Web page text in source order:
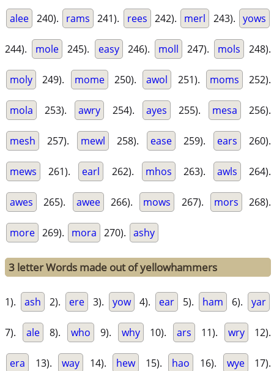
alee 240). rams 241). rees 242). merl 243). yows
244). mole 245). easy 246). moll 247). mols 248).
moly 249). mome 250). awol 251). moms 252).
mola 253). awry 254). ayes 255). mesa 256).
mesh 257). mewl 258). ease 259). ears 260).
mews 261). earl 262). mhos 263). awls 264).
awes 265). awee 266). mows 267). mors 268).
more 269). mora 270). ashy
3 letter Words made out of yellowhammers
1). ash 2). ere 3). yow 4). ear 5). ham 6). yar
7). ale 8). who 9). why 10). ars 11). wry 12).
era 13). way 14). hew 15). hao 16). wye 17).